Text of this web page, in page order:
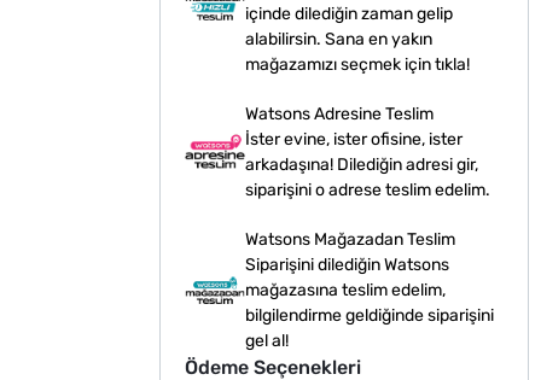
içinde dilediğin zaman gelip
alabilirsin. Sana en yakın
mağazamızı seçmek için tıkla!
Watsons Adresine Teslim
İster evine, ister ofisine, ister
arkadaşına! Dilediğin adresi gir,
siparişini o adrese teslim edelim.
Watsons Mağazadan Teslim
Siparişini dilediğin Watsons
mağazasına teslim edelim,
bilgilendirme geldiğinde siparişini
gel al!
Ödeme Seçenekleri